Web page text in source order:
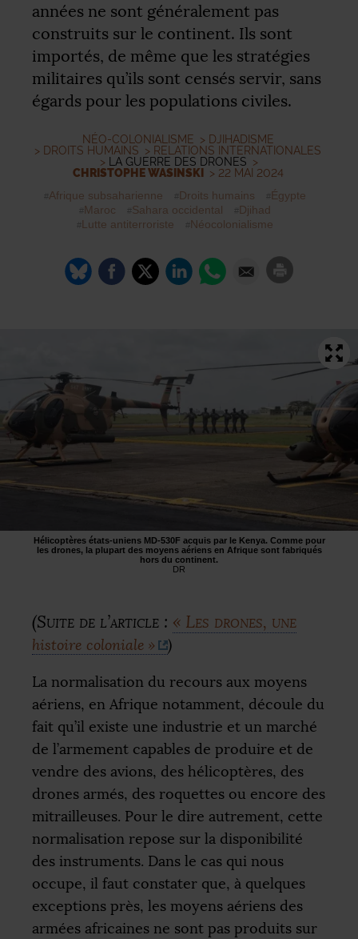
années ne sont généralement pas
construits sur le continent. Ils sont
importés, de même que les stratégies
militaires qu’ils sont censés servir, sans
égards pour les populations civiles.
NÉO-COLONIALISME > DJIHADISME
> DROITS HUMAINS > RELATIONS INTERNATIONALES
>
LA GUERRE DES DRONES >
CHRISTOPHE WASINSKI
> 22 MAI 2024
Afrique subsaharienne Droits humains
Égypte
Maroc
Sahara occidental
Djihad
Lutte antiterroriste
Néocolonialisme
Hélicoptères états-uniens MD-530F acquis par le Kenya. Comme pour
les drones, la plupart des moyens aériens en Afrique sont fabriqués
hors du continent.
DR
(Suite de l’article : « Les drones, une
histoire coloniale » )
La normalisation du recours aux moyens
aériens, en Afrique notamment, découle du
fait qu’il existe une industrie et un marché
de l’armement capables de produire et de
vendre des avions, des hélicoptères, des
drones armés, des roquettes ou encore des
mitrailleuses. Pour le dire autrement, cette
normalisation repose sur la disponibilité
des instruments. Dans le cas qui nous
occupe, il faut constater que, à quelques
exceptions près, les moyens aériens des
armées africaines ne sont pas produits sur